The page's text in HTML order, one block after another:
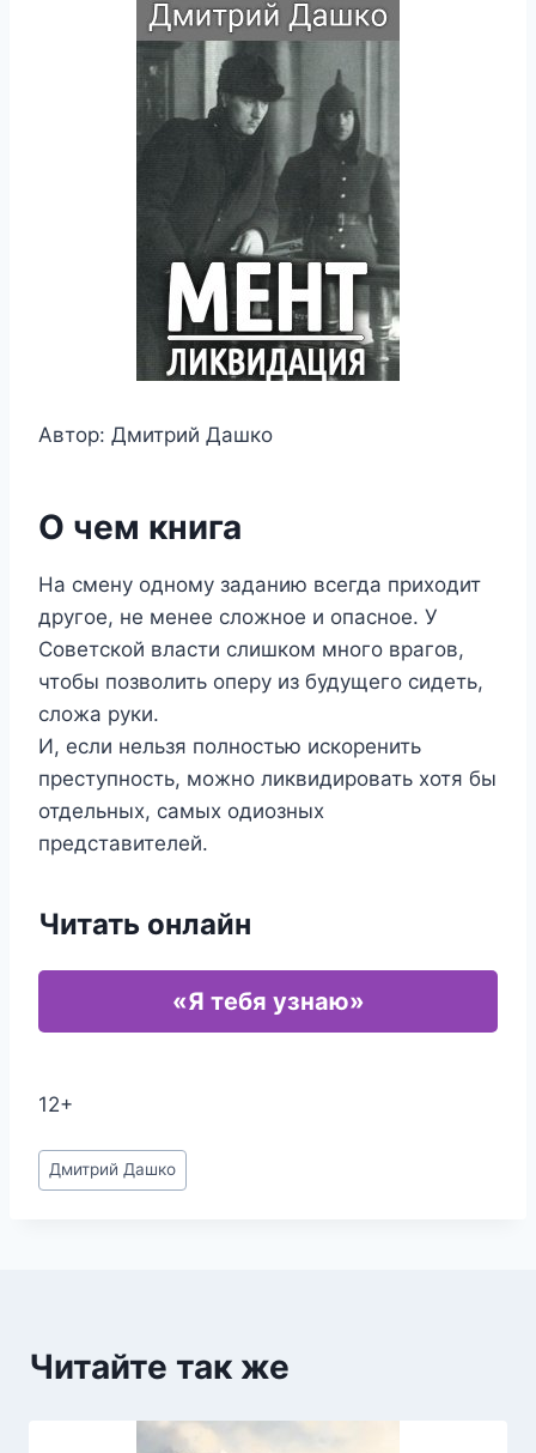
Автор: Дмитрий Дашко
О чем книга
На смену одному заданию всегда приходит
другое, не менее сложное и опасное. У
Советской власти слишком много врагов,
чтобы позволить оперу из будущего сидеть,
сложа руки.
И, если нельзя полностью искоренить
преступность, можно ликвидировать хотя бы
отдельных, самых одиозных
представителей.
Читать онлайн
«Я тебя узнаю»
12+
Метки
записи:
Дмитрий Дашко
Читайте так же